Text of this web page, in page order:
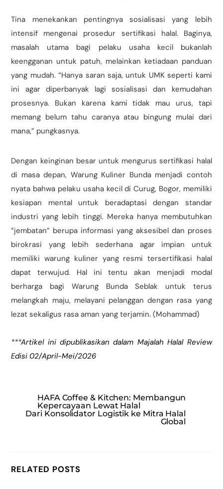
Tina menekankan pentingnya sosialisasi yang lebih
intensif mengenai prosedur sertifikasi halal. Baginya,
masalah utama bagi pelaku usaha kecil bukanlah
keengganan untuk patuh, melainkan ketiadaan panduan
yang mudah. “Hanya saran saja, untuk UMK seperti kami
ini agar diperbanyak lagi sosialisasi dan kemudahan
prosesnya. Bukan karena kami tidak mau urus, tapi
memang belum tahu caranya atau bingung mulai dari
mana,” pungkasnya.
Dengan keinginan besar untuk mengurus sertifikasi halal
di masa depan, Warung Kuliner Bunda menjadi contoh
nyata bahwa pelaku usaha kecil di Curug, Bogor, memiliki
kesiapan mental untuk beradaptasi dengan standar
industri yang lebih tinggi. Mereka hanya membutuhkan
“jembatan” berupa informasi yang aksesibel dan proses
birokrasi yang lebih sederhana agar impian untuk
memiliki warung kuliner yang resmi tersertifikasi halal
dapat terwujud. Hal ini tentu akan menjadi modal
berharga bagi Warung Bunda Seblak untuk terus
melangkah maju, melayani pelanggan dengan rasa yang
lezat sekaligus rasa aman yang terjamin. (Mohammad)
***Artikel ini dipublikasikan dalam Majalah Halal Review
Edisi 02/April-Mei/2026
HAFA Coffee & Kitchen: Membangun
Kepercayaan Lewat Halal
Dari Konsolidator Logistik ke Mitra Halal
Global
RELATED POSTS